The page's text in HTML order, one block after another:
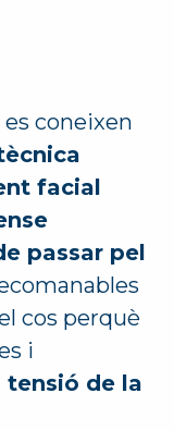
coneixen
facial
passar pel
cos perquè
i
tensió de la